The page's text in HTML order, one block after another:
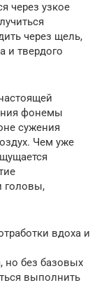
через узкое
через щель,
и твердого
фонемы
сужения
Чем уже
головы,
вдоха и
но без базовых
выполнить